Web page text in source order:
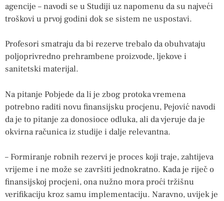
agencije – navodi se u Studiji uz napomenu da su najveći
troškovi u prvoj godini dok se sistem ne uspostavi.
Profesori smatraju da bi rezerve trebalo da obuhvataju
poljoprivredno prehrambene proizvode, ljekove i
sanitetski materijal.
Na pitanje Pobjede da li je zbog protoka vremena
potrebno raditi novu finansijsku procjenu, Pejović navodi
da je to pitanje za donosioce odluka, ali da vjeruje da je
okvirna računica iz studije i dalje relevantna.
– Formiranje robnih rezervi je proces koji traje, zahtijeva
vrijeme i ne može se završiti jednokratno. Kada je riječ o
finansijskoj procjeni, ona nužno mora proći tržišnu
verifikaciju kroz samu implementaciju. Naravno, uvijek je